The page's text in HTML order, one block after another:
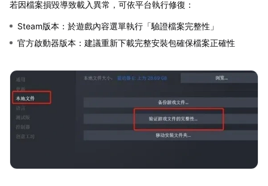
若因檔案損毀導致載入異常，可依平台執行修復：
Steam版本：於遊戲內容選單執行「驗證檔案完整性」
官方啟動器版本：建議重新下載完整安裝包確保檔案正確性